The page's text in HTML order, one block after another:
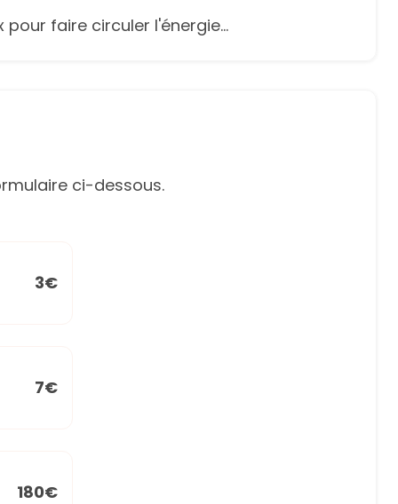
faire circuler l'énergie...
ci-dessous.
3€
7€
180€